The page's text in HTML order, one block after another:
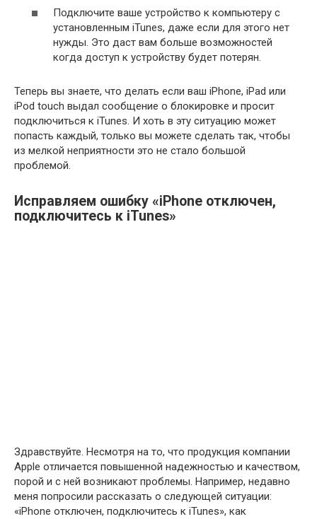
Подключите ваше устройство к компьютеру с
установленным iTunes, даже если для этого нет
нужды. Это даст вам больше возможностей
когда доступ к устройству будет потерян.
Теперь вы знаете, что делать если ваш iPhone, iPad или
iPod touch выдал сообщение о блокировке и просит
подключиться к iTunes. И хоть в эту ситуацию может
попасть каждый, только вы можете сделать так, чтобы
из мелкой неприятности это не стало большой
проблемой.
Исправляем ошибку «iPhone отключен,
подключитесь к iTunes»
Здравствуйте. Несмотря на то, что продукция компании
Apple отличается повышенной надежностью и качеством,
порой и с ней возникают проблемы. Например, недавно
меня попросили рассказать о следующей ситуации:
«iPhone отключен, подключитесь к iTunes», как